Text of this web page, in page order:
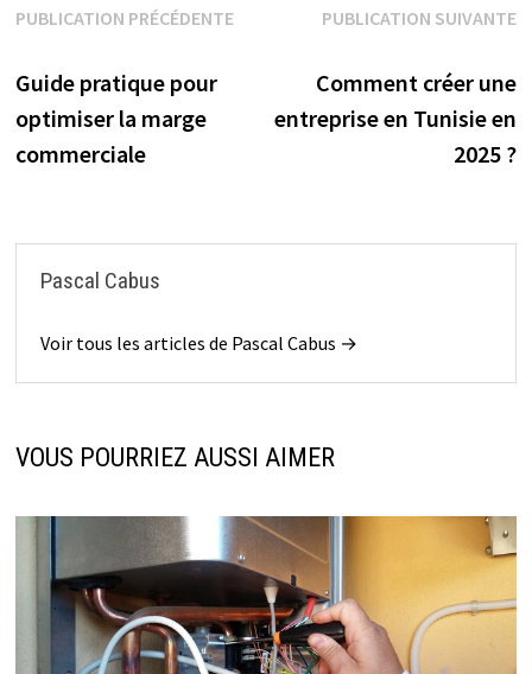
Navigation
de
l’article
PUBLICATION PRÉCÉDENTE
Guide pratique pour
optimiser la marge
commerciale
PUBLICATION SUIVANTE
Comment créer une
entreprise en Tunisie en
2025 ?
Pascal Cabus
Voir tous les articles de Pascal Cabus →
VOUS POURRIEZ AUSSI AIMER